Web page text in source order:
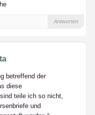
Antworten
betreffend der
diese
teile ich so nicht,
und